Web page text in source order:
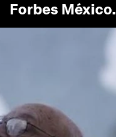
Forbes México.